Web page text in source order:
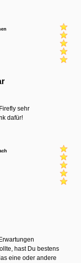
sehr
dafür!
hast Du bestens
eine oder andere